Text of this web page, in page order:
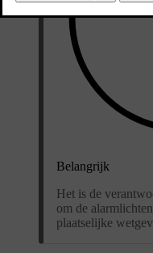
Belangrijk
Het is de
om de
plaatselijke